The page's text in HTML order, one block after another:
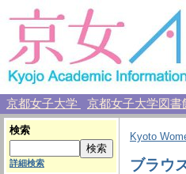
京都女子大学 京都女子大学図書
検索
詳細検索
Kyoto
ブラウ